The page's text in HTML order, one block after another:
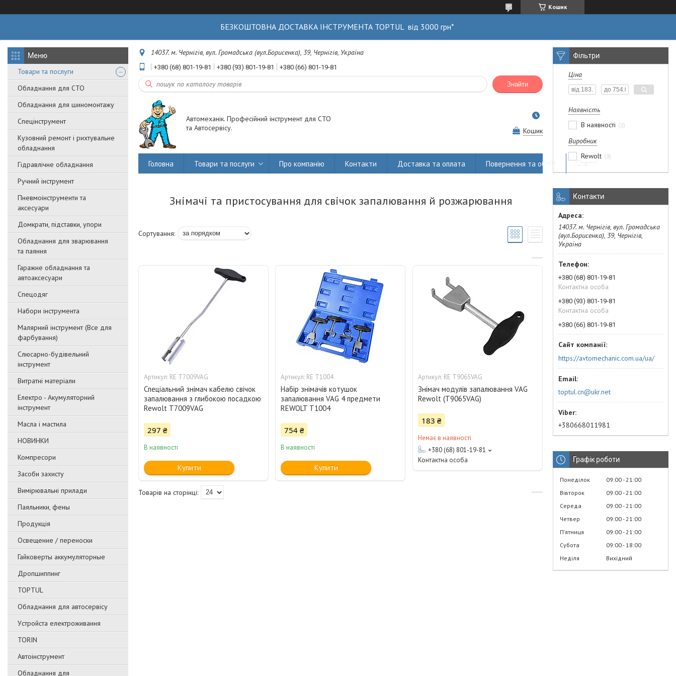
Кошик
БЕЗКОШТОВНА ДОСТАВКА ІНСТРУМЕНТА TOPTUL від 3000 грн*
Товари та послуги
Обладнання для СТО
Обладнання для шиномонтажу
Спецінструмент
Кузовний ремонт і рихтувальне
обладнання
Гідравлічне обладнання
Ручний інструмент
Пневмоінструменти та
аксесуари
Домкрати, підставки, упори
Обладнання для зварювання
та паяння
Гаражне обладнання та
автоаксесуари
Спецодяг
Набори інструмента
Малярний інструмент (Все для
фарбування)
Слюсарно-будівельний
інструмент
Витратні матеріали
Електро - Акумуляторний
інструмент
Масла і мастила
НОВИНКИ
Компресори
Засоби захисту
Вимірювальні прилади
Паяльники, фены
Продукція
Освещение / переноски
Гайковерты аккумуляторные
Дропшиппинг
TOPTUL
Обладнання для автосервісу
Уcтpoйстa елeктpoживання
TORIN
Автоінструмент
Обладнання для
14037. м. Чернігів, вул. Громадська (вул.Борисенка), 39, Чернігів, Україна
+380 (68) 801-19-81 +380 (93) 801-19-81 +380 (66) 801-19-81
Знайти
Автомеханік. Професійний інструмент для СТО
та Автосервісу.
Кошик
Головна Товари та послуги Про компанію Контакти Доставка та оплата Повернення та обмін Статті
Знімачі та пристосування для свічок запалювання й розжарювання
RE T7009VAG
Спеціальний знімач кабелю свічок
запалювання з глибокою посадкою
Rewolt T7009VAG
297 ₴
В наявності
Купити
RE T1004
Набір знімачів котушок
запалювання VAG 4 предмети
REWOLT T1004
754 ₴
В наявності
Купити
RE T9065VAG
Знімач модулів запалювання VAG
Rewolt (T9065VAG)
183 ₴
Немає в наявності
+380 (68) 801-19-81
Контактна особа
Фільтри
Ціна
Наявність
В наявності
2
Виробник
Rewolt
3
Контакти
14037. м. Чернігів, вул. Громадська
(вул.Борисенка), 39, Чернігів,
Україна
+380 (68) 801-19-81
Контактна особа
+380 (93) 801-19-81
Контактна особа
+380 (66) 801-19-81
https://avtomechanic.com.ua/ua/
toptul.cn@ukr.net
+380668011981
Графік роботи
Понеділок 09:00 21:00
Вівторок
09:00 21:00
Середа
09:00 21:00
Четвер
09:00 21:00
Пʼятниця
09:00 21:00
Субота
09:00 18:00
Неділя
Вихідний